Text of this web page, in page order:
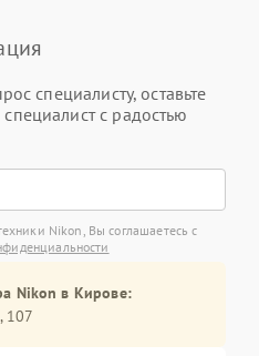
специалисту, оставьте
с радостью
Nikon, Вы соглашаетесь с
Nikon в Кирове:
107